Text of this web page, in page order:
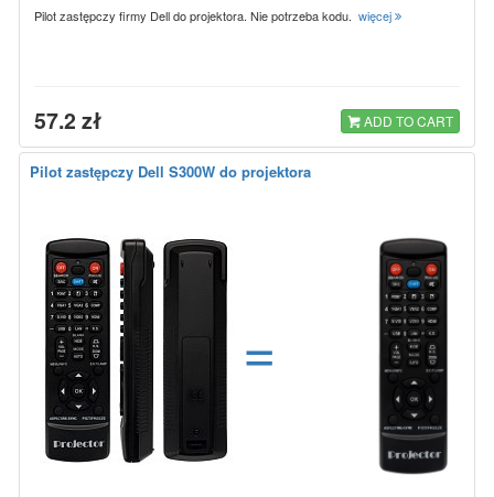
Pilot zastępczy firmy Dell do projektora. Nie potrzeba kodu. więcej
57.2 zł ADD TO CART
Pilot zastępczy Dell S300W do projektora
=